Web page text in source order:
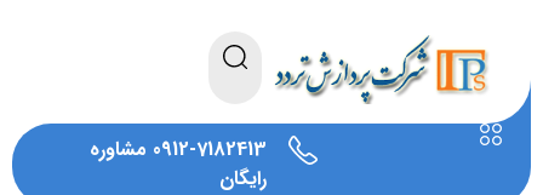
0912-7182413 مشاوره
رایگان